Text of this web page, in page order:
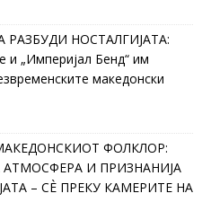
НОСТАЛГИЈАТА:
и „Империјал Бенд“ им
македонски
ФОЛКЛОР:
И ПРИЗНАНИЈА
– СÈ ПРЕКУ КАМЕРИТЕ НА